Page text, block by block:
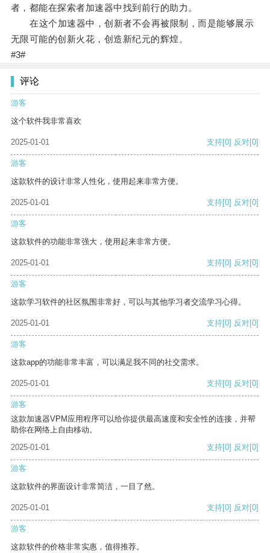
者，都能在探索者加速器中找到前行的助力。
在这个加速器中，创新者不会再被限制，而是能够展示
无限可能的创新火花，创造新纪元的辉煌。
#3#
评论
游客
这个软件我非常喜欢
2025-01-01 支持[0] 反对[0]
游客
这款软件的设计非常人性化，使用起来非常方便。
2025-01-01 支持[0] 反对[0]
游客
这款软件的功能非常强大，使用起来非常方便。
2025-01-01 支持[0] 反对[0]
游客
这款学习软件的社区氛围非常好，可以与其他学习者交流学习心得。
2025-01-01 支持[0] 反对[0]
游客
这款app的功能非常丰富，可以满足我不同的社交需求。
2025-01-01 支持[0] 反对[0]
游客
这款加速器VPM应用程序可以给你提供最高速度和安全性的连接，并帮
助你在网络上自由移动。
2025-01-01
支持[0] 反对[0]
游客
这款软件的界面设计非常简洁，一目了然。
2025-01-01 支持[0] 反对[0]
游客
这款软件的价格非常实惠，值得推荐。